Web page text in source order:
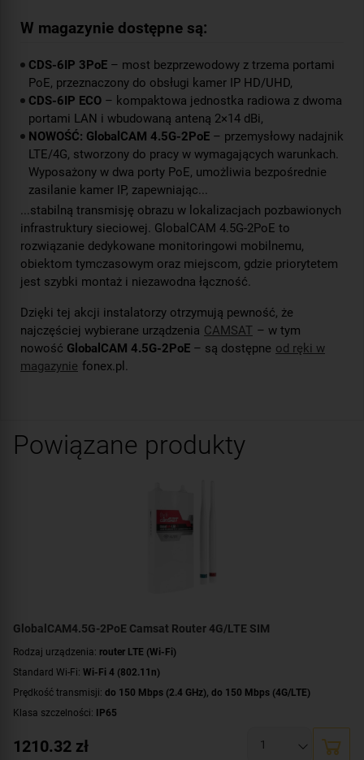
W magazynie dostępne są:
CDS-6IP 3PoE – most bezprzewodowy z trzema portami
PoE, przeznaczony do obsługi kamer IP HD/UHD,
CDS-6IP ECO – kompaktowa jednostka radiowa z dwoma
portami LAN i wbudowaną anteną 2×14 dBi,
NOWOŚĆ: GlobalCAM 4.5G-2PoE – przemysłowy nadajnik
LTE/4G, stworzony do pracy w wymagających warunkach.
Wyposażony w dwa porty PoE, umożliwia bezpośrednie
zasilanie kamer IP, zapewniając...
...stabilną transmisję obrazu w lokalizacjach pozbawionych
infrastruktury sieciowej. GlobalCAM 4.5G-2PoE to
rozwiązanie dedykowane monitoringowi mobilnemu,
obiektom tymczasowym oraz miejscom, gdzie priorytetem
jest szybki montaż i niezawodna łączność.
Dzięki tej akcji instalatorzy otrzymują pewność, że
najczęściej wybierane urządzenia CAMSAT – w tym
nowość GlobalCAM 4.5G-2PoE – są dostępne od ręki w
magazynie fonex.pl.
Powiązane produkty
GlobalCAM4.5G-2PoE Camsat Router 4G/LTE SIM
Rodzaj urządzenia: router LTE (Wi-Fi)
Standard Wi-Fi: Wi-Fi 4 (802.11n)
Prędkość transmisji: do 150 Mbps (2.4 GHz) do 150 Mbps (4G/LTE)
Klasa szczelności: IP65
Anteny:1x antena 4G/LTE (SMA)
1210.32 zł